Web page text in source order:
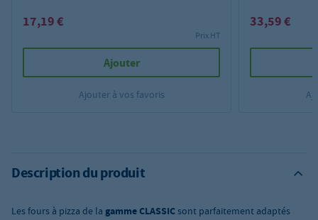
17,19 €
Prix HT
Ajouter
Ajouter à vos favoris
33,59 €
Description du produit
Les fours à pizza de la gamme CLASSIC sont parfaitement adaptés